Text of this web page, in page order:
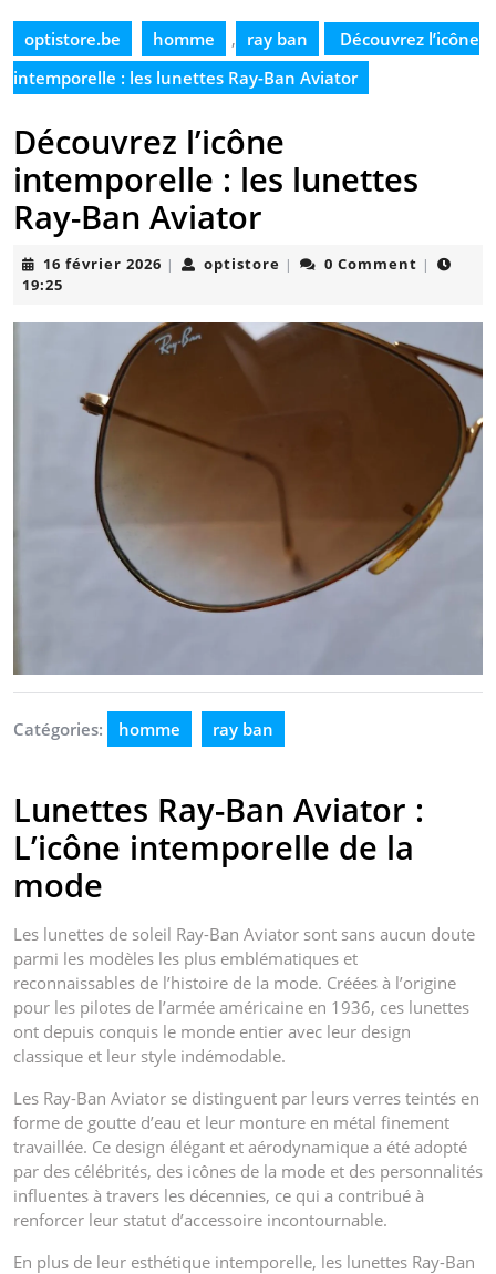
optistore.be homme , ray ban
Découvrez l’icône
intemporelle : les lunettes Ray-Ban Aviator
Découvrez l’icône
intemporelle : les lunettes
Ray-Ban Aviator
16 février 2026 16| optistore optistore
| 0 Comment |
19:25
Catégories: homme ray ban
Lunettes Ray-Ban Aviator :
L’icône intemporelle de la
mode
Les lunettes de soleil Ray-Ban Aviator sont sans aucun doute
parmi les modèles les plus emblématiques et
reconnaissables de l’histoire de la mode. Créées à l’origine
pour les pilotes de l’armée américaine en 1936, ces lunettes
ont depuis conquis le monde entier avec leur design
classique et leur style indémodable.
Les Ray-Ban Aviator se distinguent par leurs verres teintés en
forme de goutte d’eau et leur monture en métal finement
travaillée. Ce design élégant et aérodynamique a été adopté
par des célébrités, des icônes de la mode et des personnalités
influentes à travers les décennies, ce qui a contribué à
renforcer leur statut d’accessoire incontournable.
En plus de leur esthétique intemporelle, les lunettes Ray-Ban